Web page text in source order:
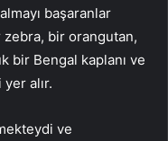
başaranlar
zebra, bir orangutan,
bir Bengal kaplanı ve
alır.
ve